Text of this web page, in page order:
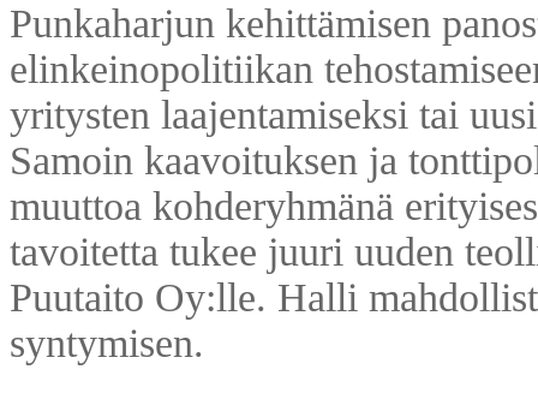
Punkaharjun kehittämisen
elinkeinopolitiikan
yritysten laajentamiseksi tai
Samoin kaavoituksen ja
muuttoa kohderyhmänä
tavoitetta tukee juuri uuden
Puutaito Oy:lle. Halli
syntymisen.